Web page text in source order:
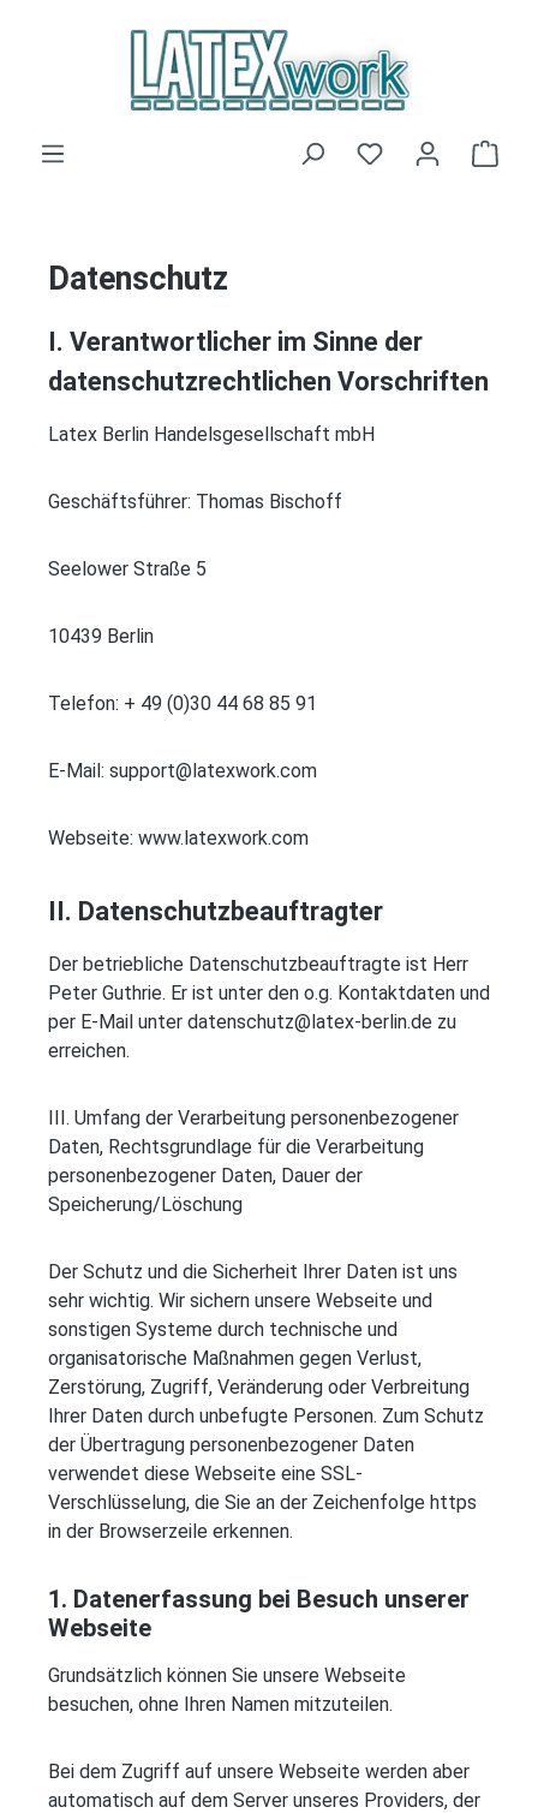
Zum Hauptinhalt springen
Du hast 0
Datenschutz
I. Verantwortlicher im Sinne der
datenschutzrechtlichen Vorschriften
Latex Berlin Handelsgesellschaft mbH
Geschäftsführer: Thomas Bischoff
Seelower Straße 5
10439 Berlin
Telefon: + 49 (0)30 44 68 85 91
E-Mail: support@latexwork.com
Webseite: www.latexwork.com
II. Datenschutzbeauftragter
Der betriebliche Datenschutzbeauftragte ist Herr
Peter Guthrie. Er ist unter den o.g. Kontaktdaten und
per E-Mail unter datenschutz@latex-berlin.de zu
erreichen.
III. Umfang der Verarbeitung personenbezogener
Daten, Rechtsgrundlage für die Verarbeitung
personenbezogener Daten, Dauer der
Speicherung/Löschung
Der Schutz und die Sicherheit Ihrer Daten ist uns
sehr wichtig. Wir sichern unsere Webseite und
sonstigen Systeme durch technische und
organisatorische Maßnahmen gegen Verlust,
Zerstörung, Zugriff, Veränderung oder Verbreitung
Ihrer Daten durch unbefugte Personen. Zum Schutz
der Übertragung personenbezogener Daten
verwendet diese Webseite eine SSL-
Verschlüsselung, die Sie an der Zeichenfolge https
in der Browserzeile erkennen.
1. Datenerfassung bei Besuch unserer
Webseite
Grundsätzlich können Sie unsere Webseite
besuchen, ohne Ihren Namen mitzuteilen.
Bei dem Zugriff auf unsere Webseite werden aber
automatisch auf dem Server unseres Providers, der